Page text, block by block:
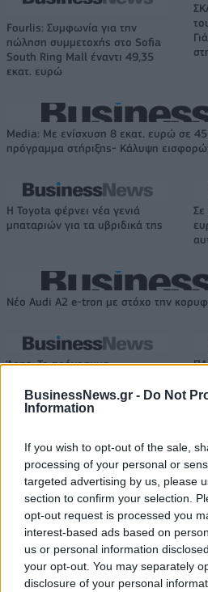
BusinessNews.gr - Do Not
Information
If you wish to opt-out of the sale,
processing of your personal or
targeted advertising by us, please
section to confirm your selection.
opt-out request is processed you
interest-based ads based on
us or personal information
your opt-out. You may separately
disclosure of your personal
Fourlis: Συμφωνία για την
πώληση συμμετοχής στο Sofia
South Ring Mall έναντι 49,35
εκατ. ευρώ
Media: Με ενίσχυση 8 εκατ. ευρώ σε
πρόγραμμα στήριξης- Κάλυψη
Η Toyota φέρνει νέα γενιά
μπαταριών για τα υβριδικά της
Σε
Νέο Audi A2 e-tron με στόχο την
Άρης: Το πρόγραμμα
Χρηματιστήριο Αθηνών: Εβδομαδιαία
από τις αρχές του έτους
Ελληνική Αναπτυξιακή Τράπεζα:
Με «προίκα» 2 δισ. ευρώ
ανοίγει δρόμο για δάνεια έως 5
δισ. σε μικρομεσαίες